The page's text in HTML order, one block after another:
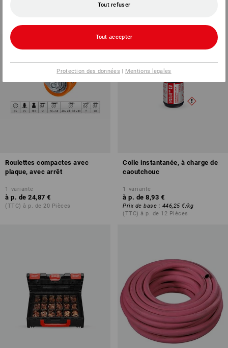
Roulettes compactes avec
plaque, avec arrêt
1 variante
à p. de 24,87 €
(TTC) à p. de 20 Pièces
Colle instantanée, à charge de
caoutchouc
1 variante
à p. de 8,93 €
Prix de base : 446,25 €/kg
(TTC) à p. de 12 Pièces
Tout refuser
Tout accepter
Protection des données | Mentions legales